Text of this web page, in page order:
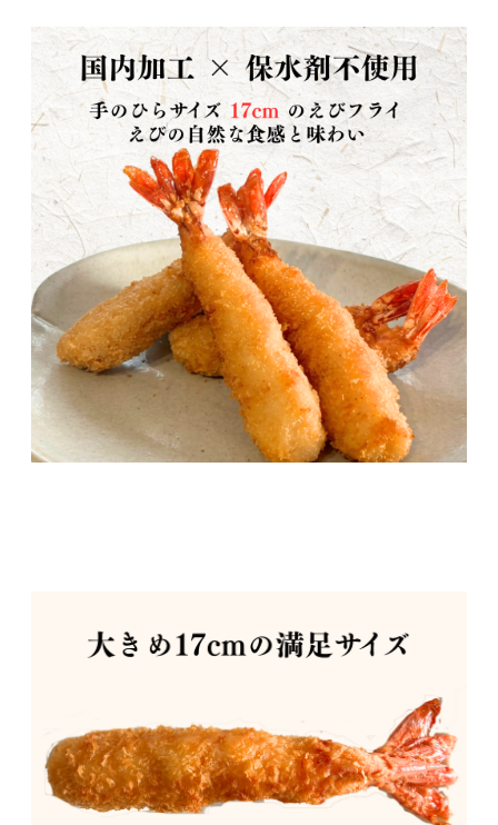
賞味期限：製造日から１年